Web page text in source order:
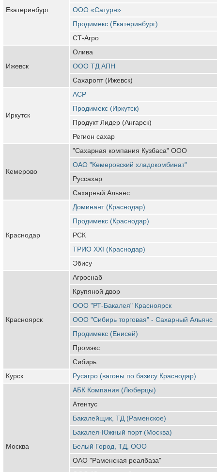
Екатеринбург
ООО «Сатурн»
Продимекс (Екатеринбург)
СТ-Агро
Ижевск
Олива
ООО ТД АПН
Сахаропт (Ижевск)
Иркутск
АСР
Продимекс (Иркутск)
Продукт Лидер (Ангарск)
Регион сахар
Кемерово
"Сахарная компания Кузбаса" ООО
ОАО "Кемеровский хладокомбинат"
Руссахар
Сахарный Альянс
Краснодар
Доминант (Краснодар)
Продимекс (Краснодар)
РСК
ТРИО XXI (Краснодар)
Эбису
Красноярск
Агроснаб
Крупяной двор
ООО "РТ-Бакалея" Красноярск
ООО "Сибирь торговая" - Сахарный Альянс
Продимекс (Енисей)
Промэкс
Сибирь
Курск
Русагро (вагоны по базису Краснодар)
Москва
АБК Компания (Люберцы)
Атентус
Бакалейщик, ТД (Раменское)
Бакалея-Южный порт (Москва)
Белый Город, ТД, ООО
ОАО "Раменская реалбаза"